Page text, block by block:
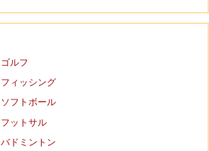
ゴルフ
フィッシング
ソフトボール
フットサル
バドミントン